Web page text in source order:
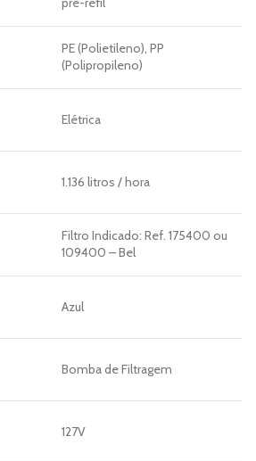
PE (Polietileno), PP
(Polipropileno)
Elétrica
1.136 litros / hora
Filtro Indicado: Ref. 175400 ou
109400 – Bel
Azul
Bomba de Filtragem
127V